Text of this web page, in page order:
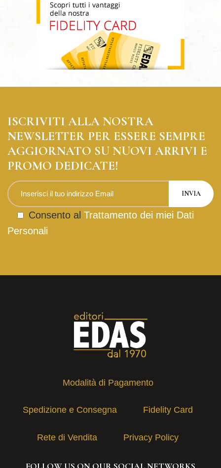
ISCRIVITI ALLA NOSTRA
NEWSLETTER PER ESSERE SEMPRE
AGGIORNATO SU NUOVI ARRIVI E
PROMO DEDICATE!
Consento al Trattamento dei miei Dati
Personali
Modalità di Pagamento
Spedizione e Consegna Fidelity Card
Rete di Vendita Privacy Policy